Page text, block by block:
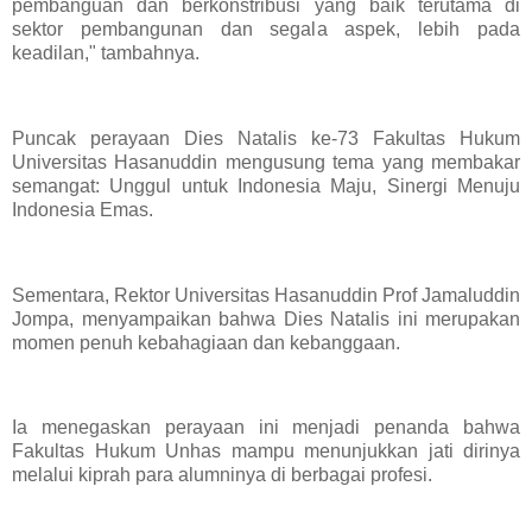
pembanguan dan berkonstribusi yang baik terutama di
sektor pembangunan dan segala aspek, lebih pada
keadilan," tambahnya.
Puncak perayaan Dies Natalis ke-73 Fakultas Hukum
Universitas Hasanuddin mengusung tema yang membakar
semangat: Unggul untuk Indonesia Maju, Sinergi Menuju
Indonesia Emas.
Sementara, Rektor Universitas Hasanuddin Prof Jamaluddin
Jompa, menyampaikan bahwa Dies Natalis ini merupakan
momen penuh kebahagiaan dan kebanggaan.
Ia menegaskan perayaan ini menjadi penanda bahwa
Fakultas Hukum Unhas mampu menunjukkan jati dirinya
melalui kiprah para alumninya di berbagai profesi.